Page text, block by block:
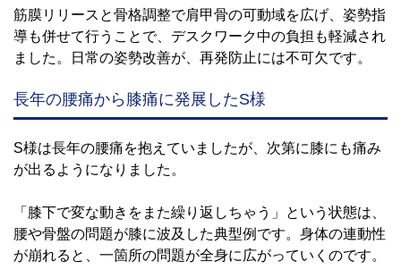
筋膜リリースと骨格調整で肩甲骨の可動域を広げ、姿勢指
導も併せて行うことで、デスクワーク中の負担も軽減され
ました。日常の姿勢改善が、再発防止には不可欠です。
長年の腰痛から膝痛に発展したS様
S様は長年の腰痛を抱えていましたが、次第に膝にも痛み
が出るようになりました。
「膝下で変な動きをまた繰り返しちゃう」という状態は、
腰や骨盤の問題が膝に波及した典型例です。身体の連動性
が崩れると、一箇所の問題が全身に広がっていくのです。